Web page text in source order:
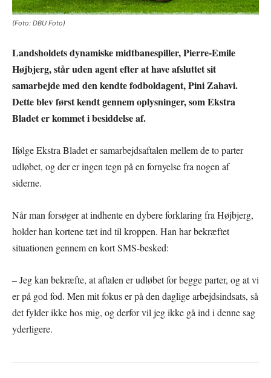
(Foto: DBU Foto)
Landsholdets dynamiske midtbanespiller, Pierre-Emile
Højbjerg, står uden agent efter at have afsluttet sit
samarbejde med den kendte fodboldagent, Pini Zahavi.
Dette blev først kendt gennem oplysninger, som Ekstra
Bladet er kommet i besiddelse af.
Ifølge Ekstra Bladet er samarbejdsaftalen mellem de to parter
udløbet, og der er ingen tegn på en fornyelse fra nogen af
siderne.
Når man forsøger at indhente en dybere forklaring fra Højbjerg,
holder han kortene tæt ind til kroppen. Han har bekræftet
situationen gennem en kort SMS-besked:
– Jeg kan bekræfte, at aftalen er udløbet for begge parter, og at vi
er på god fod. Men mit fokus er på den daglige arbejdsindsats, så
det fylder ikke hos mig, og derfor vil jeg ikke gå ind i denne sag
yderligere.